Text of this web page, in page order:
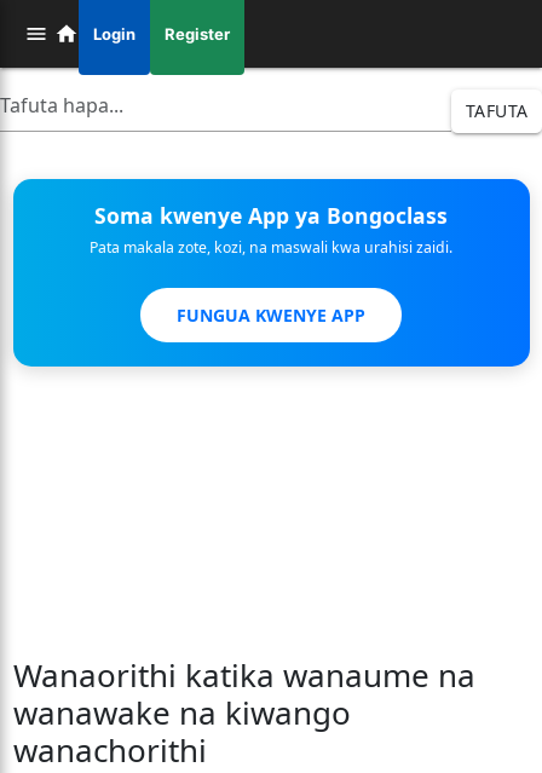
Login Register
TAFUTA
Soma kwenye App ya Bongoclass
Pata makala zote, kozi, na maswali kwa urahisi zaidi.
FUNGUA KWENYE APP
Wanaorithi katika wanaume na
wanawake na kiwango
wanachorithi